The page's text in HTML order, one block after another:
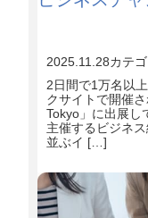
2025.11.28カテゴ
2日間で1万名以
クサイトで開催
Tokyo」に出展し
主催するビジネ
並ぶイ […]